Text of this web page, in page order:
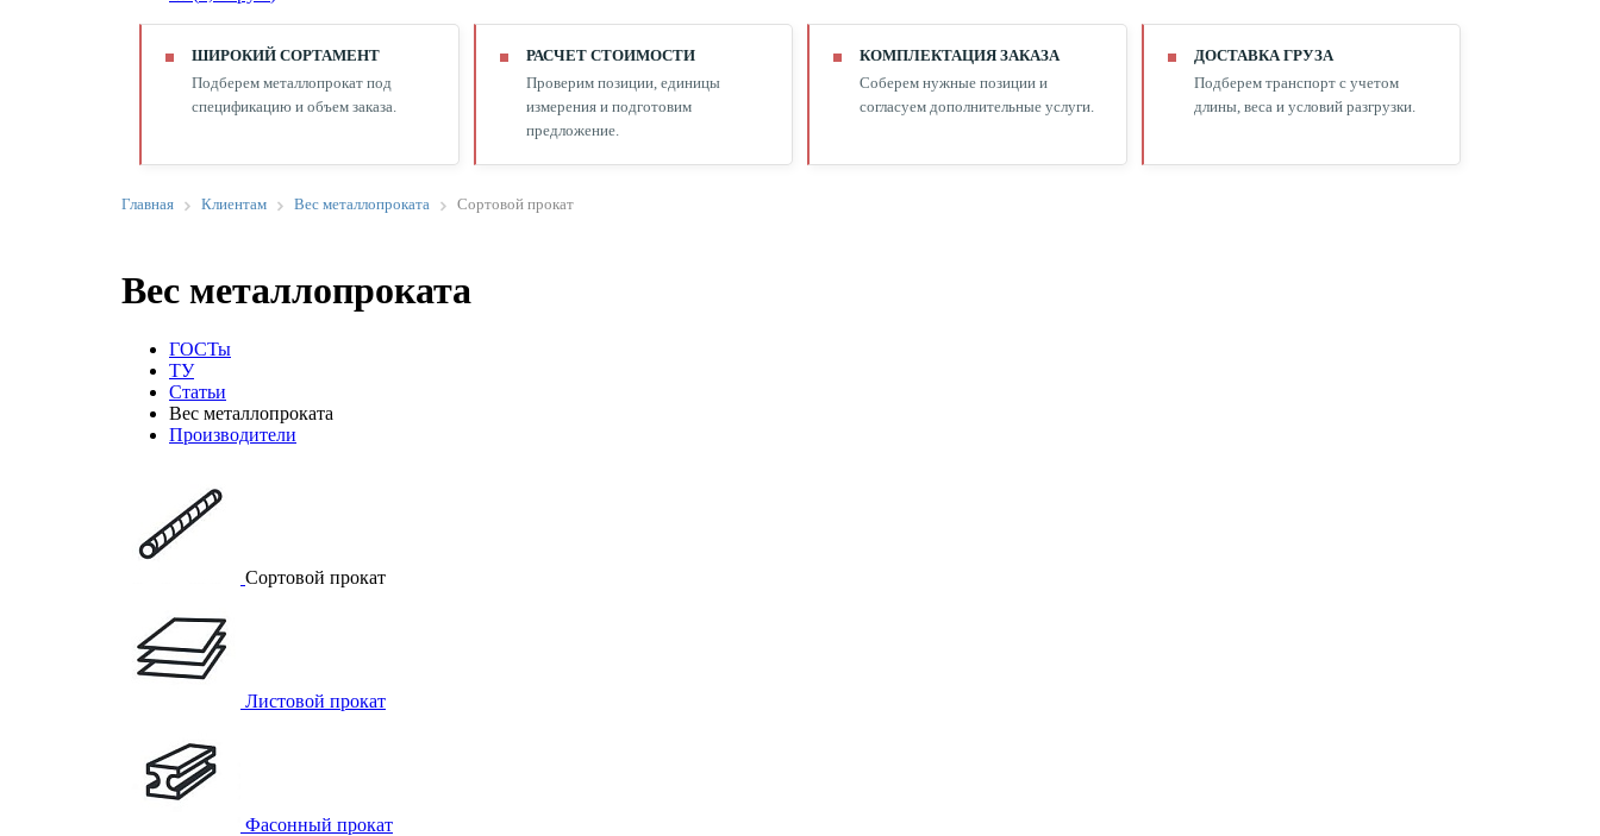
ШИРОКИЙ СОРТАМЕНТ
Подберем металлопрокат под
спецификацию и объем заказа.
РАСЧЕТ СТОИМОСТИ
Проверим позиции, единицы
измерения и подготовим
предложение.
КОМПЛЕКТАЦИЯ ЗАКАЗА
Соберем нужные позиции и
согласуем дополнительные услуги.
ДОСТАВКА ГРУЗА
Подберем транспорт с учетом
длины, веса и условий разгрузки.
Главная Клиентам Вес металлопроката Сортовой прокат
Вес металлопроката
ГОСТы
ТУ
Статьи
Вес металлопроката
Производители
Сортовой прокат
Листовой прокат
Фасонный прокат